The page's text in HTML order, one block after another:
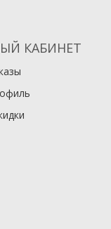
КАБИНЕТ